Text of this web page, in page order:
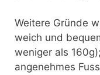
Weitere Gründe
weich und
weniger als
angenehmes